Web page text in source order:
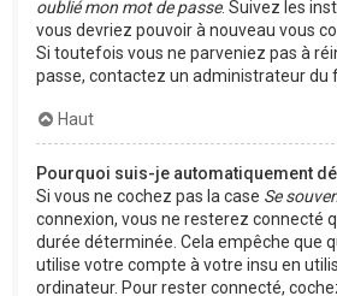
oublié mon mot de passe. Suivez les
vous devriez pouvoir à nouveau vous
Si toutefois vous ne parveniez pas à
passe, contactez un administrateur du
Haut
Pourquoi suis-je automatiquement
Si vous ne cochez pas la case Se
connexion, vous ne resterez connecté
durée déterminée. Cela empêche que
utilise votre compte à votre insu en
ordinateur. Pour rester connecté,